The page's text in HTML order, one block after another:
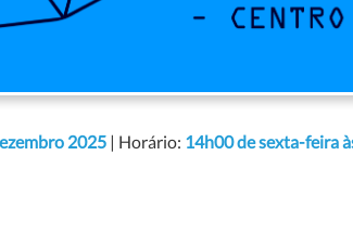
2025 | Horário: 14h00 de sexta-feira